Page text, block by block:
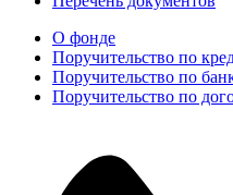
О фонде
Поручительство по
Поручительство по
Поручительство по